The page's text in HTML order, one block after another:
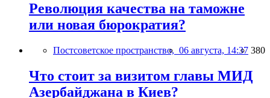
Революция качества на таможне
или новая бюрократия?
Постсоветское пространство, 06 августа, 14:37 380
Что стоит за визитом главы МИД
Азербайджана в Киев?